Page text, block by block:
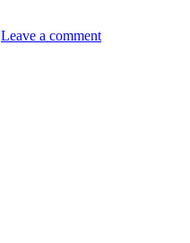
Leave a comment